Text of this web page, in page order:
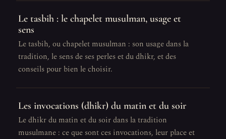
Le tasbih : le chapelet musulman, usage et
sens
Le tasbih, ou chapelet musulman : son usage dans la
tradition, le sens de ses perles et du dhikr, et des
conseils pour bien le choisir.
Les invocations (dhikr) du matin et du soir
Le dhikr du matin et du soir dans la tradition
musulmane : ce que sont ces invocations, leur place et